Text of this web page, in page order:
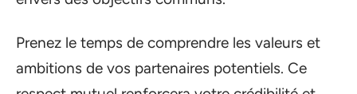
Prenez le temps de comprendre les valeurs et
ambitions de vos partenaires potentiels. Ce